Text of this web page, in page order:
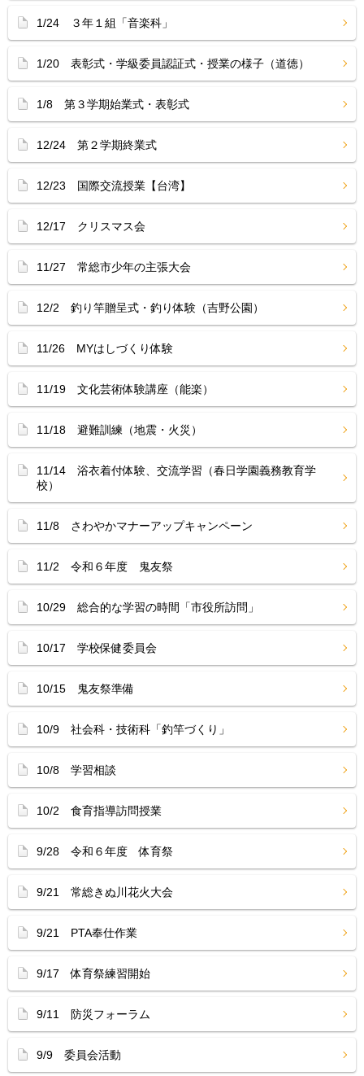
1/24 ３年１組「音楽科」
1/20 表彰式・学級委員認証式・授業の様子（道徳）
1/8 第３学期始業式・表彰式
12/24 第２学期終業式
12/23 国際交流授業【台湾】
12/17 クリスマス会
11/27 常総市少年の主張大会
12/2 釣り竿贈呈式・釣り体験（吉野公園）
11/26 MYはしづくり体験
11/19 文化芸術体験講座（能楽）
11/18 避難訓練（地震・火災）
11/14 浴衣着付体験、交流学習（春日学園義務教育学
校）
11/8 さわやかマナーアップキャンペーン
11/2 令和６年度 鬼友祭
10/29 総合的な学習の時間「市役所訪問」
10/17 学校保健委員会
10/15 鬼友祭準備
10/9 社会科・技術科「釣竿づくり」
10/8 学習相談
10/2 食育指導訪問授業
9/28 令和６年度 体育祭
9/21 常総きぬ川花火大会
9/21 PTA奉仕作業
9/17 体育祭練習開始
9/11 防災フォーラム
9/9 委員会活動